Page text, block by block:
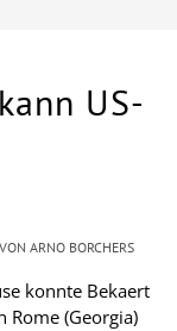
US-
konnte Bekaert
Rome (Georgia)
VONARNO BORCHERS